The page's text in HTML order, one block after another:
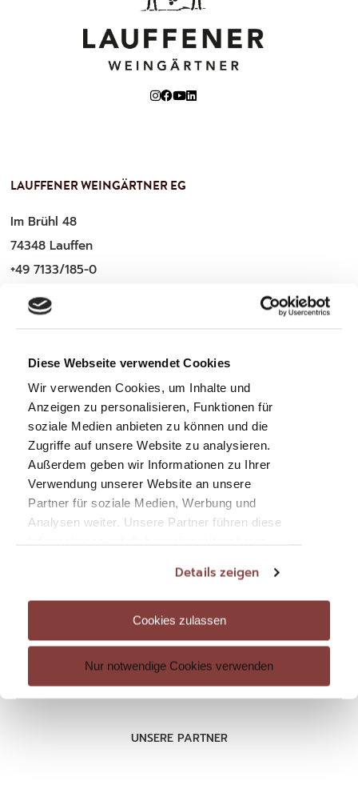
Diese Webseite verwendet Cookies
Wir verwenden Cookies, um Inhalte und
Anzeigen zu personalisieren, Funktionen für
soziale Medien anbieten zu können und die
Zugriffe auf unsere Website zu analysieren.
Außerdem geben wir Informationen zu Ihrer
Verwendung unserer Website an unsere
Partner für soziale Medien, Werbung und
Analysen weiter. Unsere Partner führen diese
haben oder die sie im Rahmen Ihrer Nutzung
der Dienste gesammelt haben. Sie geben
Einwilligung zu unseren Cookies, wenn Sie
unsere Webseite weiterhin nutzen.
Details zeigen
Cookies zulassen
Nur notwendige Cookies verwenden
LAUFFENER WEINGÄRTNER EG
Im Brühl 48
74348 Lauffen
+49 7133/185-0
service@lauffener-wein.de
Zahlung & Versand
Mitglieder-Login
RECHTLICHES
UNSERE PARTNER